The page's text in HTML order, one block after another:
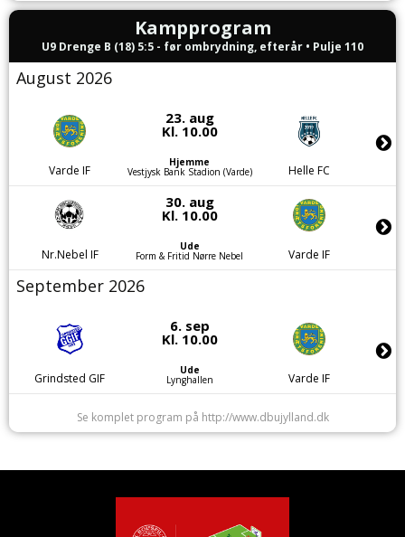
Kampprogram
U9 Drenge B (18) 5:5 - før ombrydning, efterår • Pulje 110
August 2026
Varde IF
23. aug
Kl. 10.00
Hjemme
Vestjysk Bank Stadion (Varde) Helle FC
Nr.Nebel IF
30. aug
Kl. 10.00
Ude
Form & Fritid Nørre Nebel Varde IF
September 2026
Grindsted GIF
6. sep
Kl. 10.00
Ude
Lynghallen Varde IF
Se komplet program på http://www.dbujylland.dk